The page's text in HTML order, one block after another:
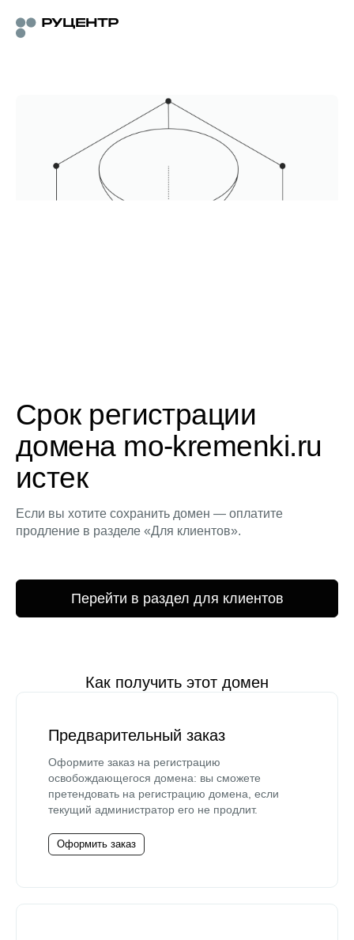
Срок регистрации
домена mo-kremenki.ru
истек
Если вы хотите сохранить домен — оплатите
продление в разделе «Для клиентов».
Перейти в раздел для клиентов
Как получить этот домен
Предварительный заказ
Оформите заказ на регистрацию
освобождающегося домена: вы сможете
претендовать на регистрацию домена, если
текущий администратор его не продлит.
Оформить заказ